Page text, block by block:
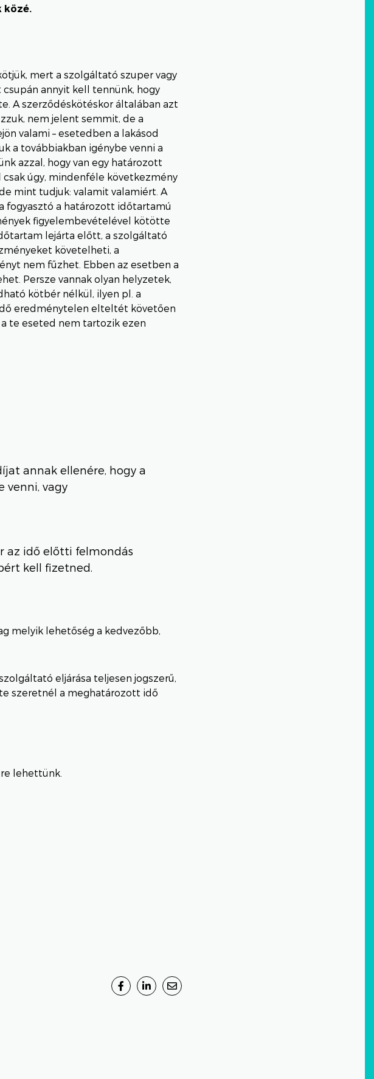
közé.
mert a szolgáltató szuper vagy
annyit kell tennünk, hogy
A szerződéskötéskor általában azt
nem jelent semmit, de a
valami – esetedben a lakásod
a továbbiakban igénybe venni a
azzal, hogy van egy határozott
úgy, mindenféle következmény
mint tudjuk: valamit valamiért. A
fogyasztó a határozott időtartamú
figyelembevételével kötötte
lejárta előtt, a szolgáltató
követelheti, a
nem fűzhet. Ebben az esetben a
Persze vannak olyan helyzetek,
kötbér nélkül, ilyen pl. a
eredménytelen elteltét követően
te eseted nem tartozik ezen
annak ellenére, hogy a
venni, vagy
az idő előtti felmondás
kell fizetned.
melyik lehetőség a kedvezőbb,
eljárása teljesen jogszerű,
szeretnél a meghatározott idő
lehettünk.